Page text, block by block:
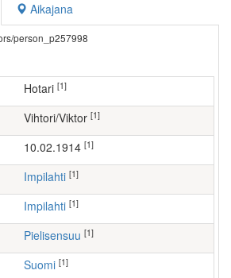
Aikajana
person_p257998
Hotari [1]
Vihtori/Viktor [1]
10.02.1914 [1]
Impilahti [1]
Impilahti [1]
Pielisensuu [1]
Suomi [1]